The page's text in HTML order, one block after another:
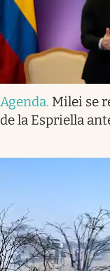
Agenda. Milei se
de la Espriella